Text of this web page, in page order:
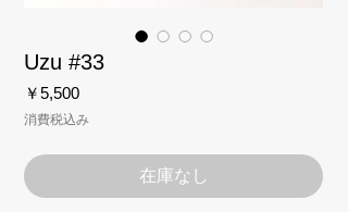
Uzu #33
￥5,500価
格
消費税込み
在庫なし